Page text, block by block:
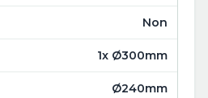
Non
1x Ø300mm
Ø240mm